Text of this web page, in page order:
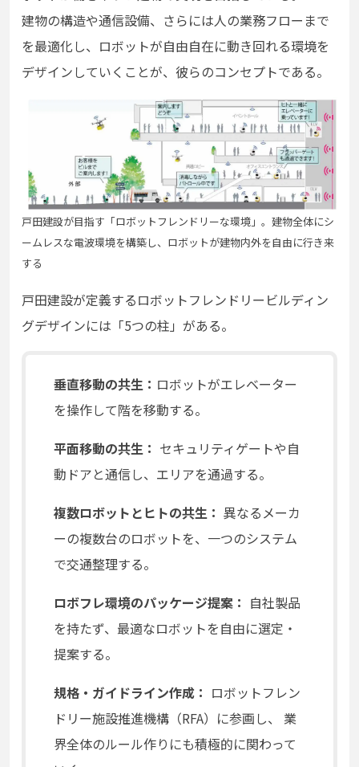
建物の構造や通信設備、さらには人の業務フローまで
を最適化し、ロボットが自由自在に動き回れる環境を
デザインしていくことが、彼らのコンセプトである。
戸田建設が目指す「ロボットフレンドリーな環境」。建物全体にシ
ームレスな電波環境を構築し、ロボットが建物内外を自由に行き来
する
戸田建設が定義するロボットフレンドリービルディン
グデザインには「5つの柱」がある。
垂直移動の共生： ロボットがエレベーター
を操作して階を移動する。
平面移動の共生： セキュリティゲートや自
動ドアと通信し、エリアを通過する。
複数ロボットとヒトの共生： 異なるメーカ
ーの複数台のロボットを、一つのシステム
で交通整理する。
ロボフレ環境のパッケージ提案： 自社製品
を持たず、最適なロボットを自由に選定・
提案する。
規格・ガイドライン作成： ロボットフレン
ドリー施設推進機構（RFA）に参画し、 業
界全体のルール作りにも積極的に関わって